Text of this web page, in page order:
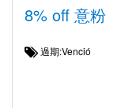
8% off 意粉
過期:Venció